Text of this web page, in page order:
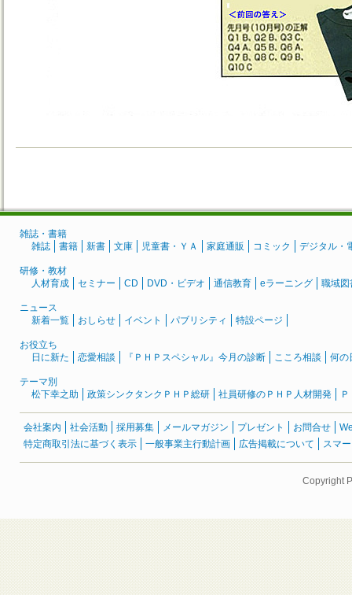
雑誌・書籍
雑誌
書籍 新書 文庫 児童書・ＹＡ 家庭通販 コミック デジタル・
研修・教材
人材育成
セミナー CD DVD・ビデオ 通信教育 eラーニング 職域図
ニュース
新着一覧
おしらせ イベント パブリシティ 特設ページ
お役立ち
日に新た
恋愛相談 『ＰＨＰスペシャル』今月の診断 こころ相談 何の
テーマ別
松下幸之助
政策シンクタンクＰＨＰ総研 社員研修のＰＨＰ人材開発
会社案内 社会活動 採用募集 メールマガジン プレゼント お問合せ
特定商取引法に基づく表示
一般事業主行動計画 広告掲載について スマ
Copyright